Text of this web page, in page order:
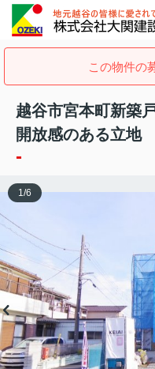
この物件の
越谷市宮本町新築
開放感のある立地
-
1/6